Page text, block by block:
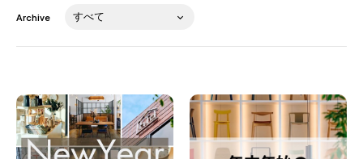
Blog
Archive